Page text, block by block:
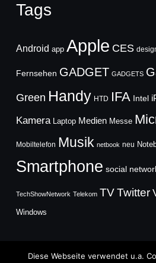
Tags
Android app Apple CES
Fernsehen GADGET GADGETS
Green Handy HTD IFA Intel
Kamera Laptop Medien Messe
Mobiltelefon Musik netbook neu
Smartphone social
TechShowNetwork Telekom TVTwitter
Windows
Diese Webseite verwendet u.a.